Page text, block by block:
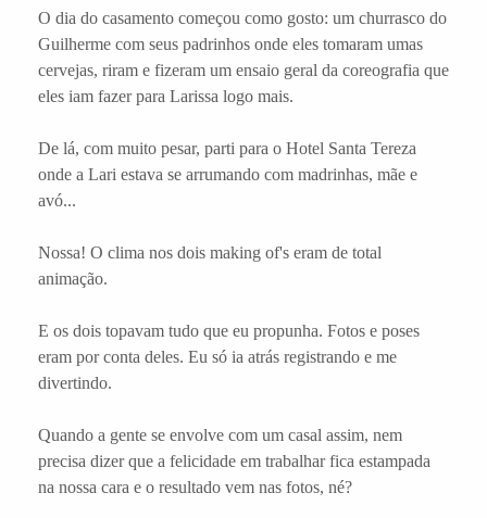
O dia do casamento começou como gosto: um churrasco do
Guilherme com seus padrinhos onde eles tomaram umas
cervejas, riram e fizeram um ensaio geral da coreografia que
eles iam fazer para Larissa logo mais.
De lá, com muito pesar, parti para o Hotel Santa Tereza
onde a Lari estava se arrumando com madrinhas, mãe e
avó...
Nossa! O clima nos dois making of's eram de total
animação.
E os dois topavam tudo que eu propunha. Fotos e poses
eram por conta deles. Eu só ia atrás registrando e me
divertindo.
Quando a gente se envolve com um casal assim, nem
precisa dizer que a felicidade em trabalhar fica estampada
na nossa cara e o resultado vem nas fotos, né?